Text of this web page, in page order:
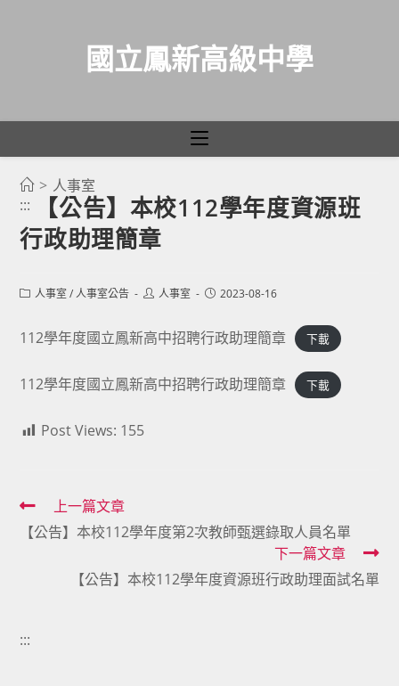
國立鳳新高級中學
> 人事室
:::
【公告】本校112學年度資源班
行政助理簡章
Post人事室 / 人事室公告
Post人事室
Post2023-08-16
112學年度國立鳳新高中招聘行政助理簡章 下載
112學年度國立鳳新高中招聘行政助理簡章 下載
Post Views: 155
Read
more
上一篇文章
【公告】本校112學年度第2次教師甄選錄取人員名單
下一篇文章
【公告】本校112學年度資源班行政助理面試名單
:::